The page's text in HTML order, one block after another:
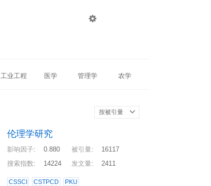

工业工程 医学 管理学 农学
按被引量
伦理学研究
影响因子: 0.880 被引量:
16117
搜索指数: 14224 发文量: 2411
CSSCI CSTPCD PKU